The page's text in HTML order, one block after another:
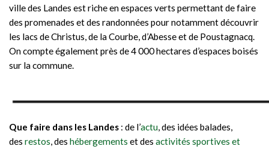
ville des Landes est riche en espaces verts permettant de faire
des promenades et des randonnées pour notamment découvrir
les lacs de Christus, de la Courbe, d’Abesse et de Poustagnacq.
On compte également près de 4 000 hectares d’espaces boisés
sur la commune.
Que faire dans les Landes : de l’actu, des idées balades,
des restos, des hébergements et des activités sportives et